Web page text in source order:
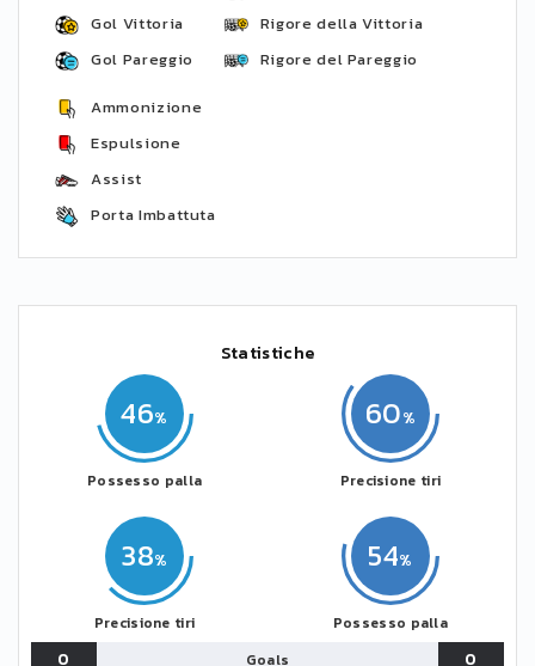
Gol Vittoria
Gol Pareggio
Rigore della Vittoria
Rigore del Pareggio
Ammonizione
Espulsione
Assist
Porta Imbattuta
Statistiche
46
Possesso palla
38
Precisione tiri
54
Possesso palla
60
Precisione tiri
0 Goals 0